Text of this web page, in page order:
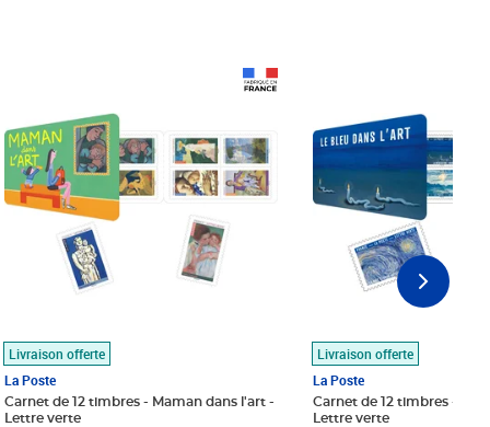
Livraison offerte
La Poste
Carnet de 12 timbres - Maman dans l'art -
Lettre verte
Livraison offerte
La Poste
Carnet de 12 timbres - Le
Lettre verte